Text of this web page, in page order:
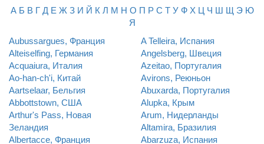
А Б В Г Д Е Ж З И Й К Л М Н О П Р С Т У Ф Х Ц Ч Ш Щ Э Ю
Я
Aubussargues, Франция
A Telleira, Испания
Alteiselfing, Германия
Angelsberg, Швеция
Acquaiura, Италия
Azeitao, Португалия
Ao-han-ch'i, Китай
Avirons, Реюньон
Aartselaar, Бельгия
Abuxarda, Португалия
Abbottstown, США
Alupka, Крым
Arthur's Pass, Новая
Зеландия
Arum, Нидерланды
Altamira, Бразилия
Albertacce, Франция
Abarzuza, Испания